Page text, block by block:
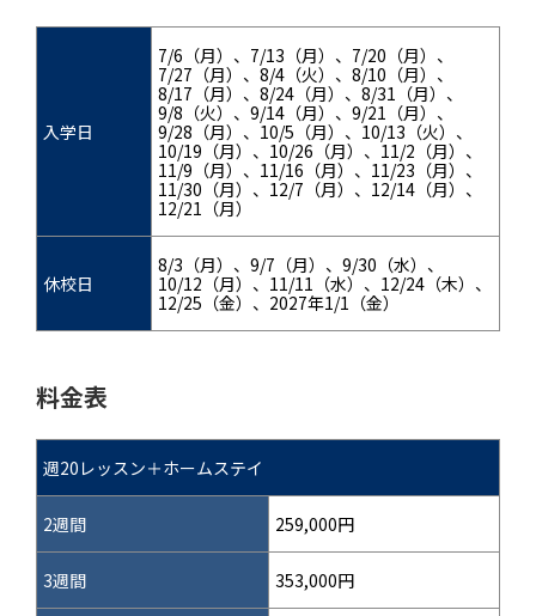
入学日
7/6（月）、7/13（月）、7/20（月）、
7/27（月）、8/4（火）、8/10（月）、
8/17（月）、8/24（月）、8/31（月）、
9/8（火）、9/14（月）、9/21（月）、
9/28（月）、10/5（月）、10/13（火）、
10/19（月）、10/26（月）、11/2（月）、
11/9（月）、11/16（月）、11/23（月）、
11/30（月）、12/7（月）、12/14（月）、
12/21（月）
休校日
8/3（月）、9/7（月）、9/30（水）、
10/12（月）、11/11（水）、12/24（木）、
12/25（金）、2027年1/1（金）
料金表
週20レッスン＋ホームステイ
2週間 259,000円
3週間 353,000円